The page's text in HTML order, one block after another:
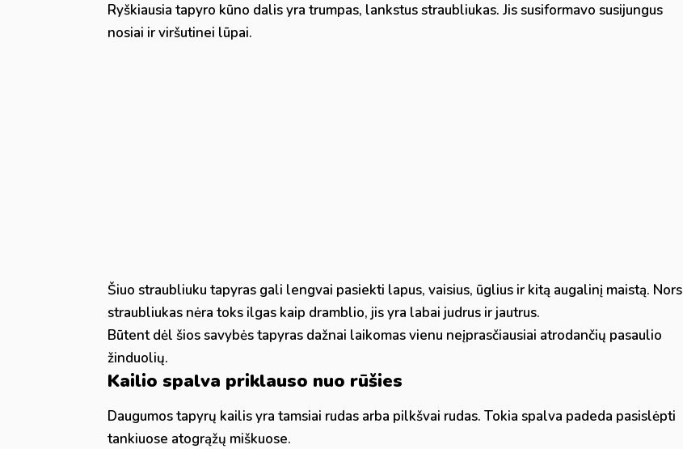
Ryškiausia tapyro kūno dalis yra trumpas, lankstus straubliukas. Jis susiformavo susijungus
nosiai ir viršutinei lūpai.
Šiuo straubliuku tapyras gali lengvai pasiekti lapus, vaisius, ūglius ir kitą augalinį maistą. Nors
straubliukas nėra toks ilgas kaip dramblio, jis yra labai judrus ir jautrus.
Būtent dėl šios savybės tapyras dažnai laikomas vienu neįprasčiausiai atrodančių pasaulio
žinduolių.
Kailio spalva priklauso nuo rūšies
Daugumos tapyrų kailis yra tamsiai rudas arba pilkšvai rudas. Tokia spalva padeda pasislėpti
tankiuose atogrąžų miškuose.